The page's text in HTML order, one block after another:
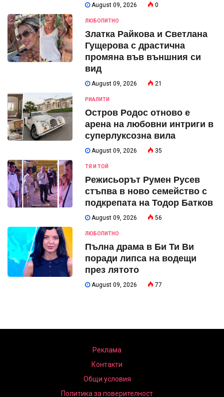
August 09, 2026 0
ЛЮБОПИТНО
Златка Райкова и Светлана
Гущерова с драстична
промяна във външния си
вид
August 09, 2026 21
РИАЛИТИ
Остров Родос отново е
арена на любовни интриги в
суперлуксозна вила
August 09, 2026 35
ТЯ И ТОЙ
Режисьорът Румен Русев
стъпва в ново семейство с
подкрепата на Тодор Батков
August 09, 2026 56
ЛЮБОПИТНО
Пълна драма в Би Ти Ви
поради липса на водещи
през лятото
August 09, 2026 77
Реклама
Контакти
Общи условия
Политика за поверителност